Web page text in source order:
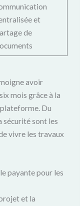
et
de
avoir
mois grâce à la
Du
sécurité sont les
vivre les travaux
payante pour les
et la